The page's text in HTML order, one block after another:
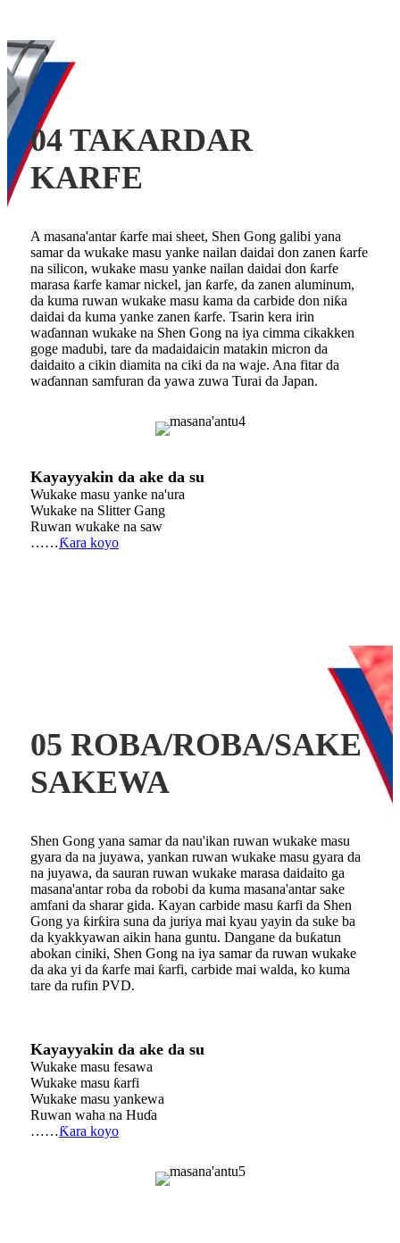
04 TAKARDAR
KARFE
A masana'antar ƙarfe mai sheet, Shen Gong galibi yana
samar da wukake masu yanke nailan daidai don zanen ƙarfe
na silicon, wukake masu yanke nailan daidai don ƙarfe
marasa ƙarfe kamar nickel, jan ƙarfe, da zanen aluminum,
da kuma ruwan wukake masu kama da carbide don niƙa
daidai da kuma yanke zanen ƙarfe. Tsarin kera irin
waɗannan wukake na Shen Gong na iya cimma cikakken
goge madubi, tare da madaidaicin matakin micron da
daidaito a cikin diamita na ciki da na waje. Ana fitar da
waɗannan samfuran da yawa zuwa Turai da Japan.
Kayayyakin da ake da su
Wukake masu yanke na'ura
Wukake na Slitter Gang
Ruwan wukake na saw
……Ƙara koyo
05 ROBA/ROBA/SAKE
SAKEWA
Shen Gong yana samar da nau'ikan ruwan wukake masu
gyara da na juyawa, yankan ruwan wukake masu gyara da
na juyawa, da sauran ruwan wukake marasa daidaito ga
masana'antar roba da robobi da kuma masana'antar sake
amfani da sharar gida. Kayan carbide masu ƙarfi da Shen
Gong ya ƙirƙira suna da juriya mai kyau yayin da suke ba
da kyakkyawan aikin hana guntu. Dangane da buƙatun
abokan ciniki, Shen Gong na iya samar da ruwan wukake
da aka yi da ƙarfe mai ƙarfi, carbide mai walda, ko kuma
tare da rufin PVD.
Kayayyakin da ake da su
Wukake masu fesawa
Wukake masu ƙarfi
Wukake masu yankewa
Ruwan waha na Huɗa
……Ƙara koyo